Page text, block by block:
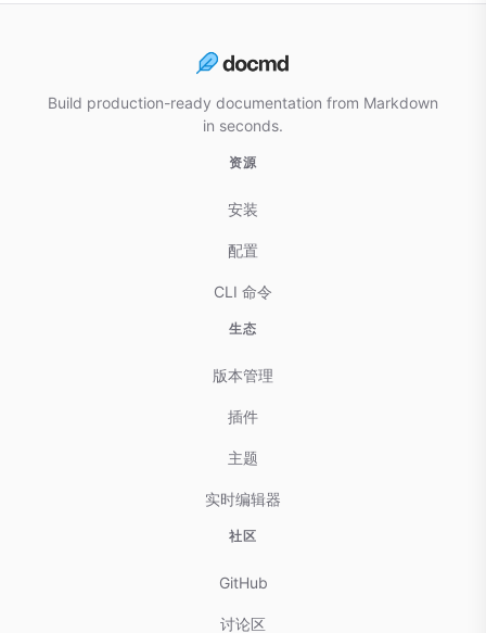
Build production-ready documentation from Markdown
in seconds.
资源
安装
配置
CLI 命令
生态
版本管理
插件
主题
实时编辑器
社区
GitHub
讨论区